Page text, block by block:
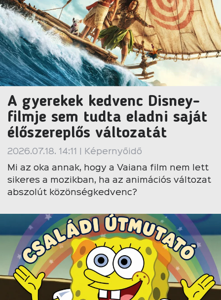
A gyerekek kedvenc Disney-
filmje sem tudta eladni saját
élőszereplős változatát
2026.07.18. 14:11 | Képernyőidő
Mi az oka annak, hogy a Vaiana film nem lett
sikeres a mozikban, ha az animációs változat
abszolút közönségkedvenc?